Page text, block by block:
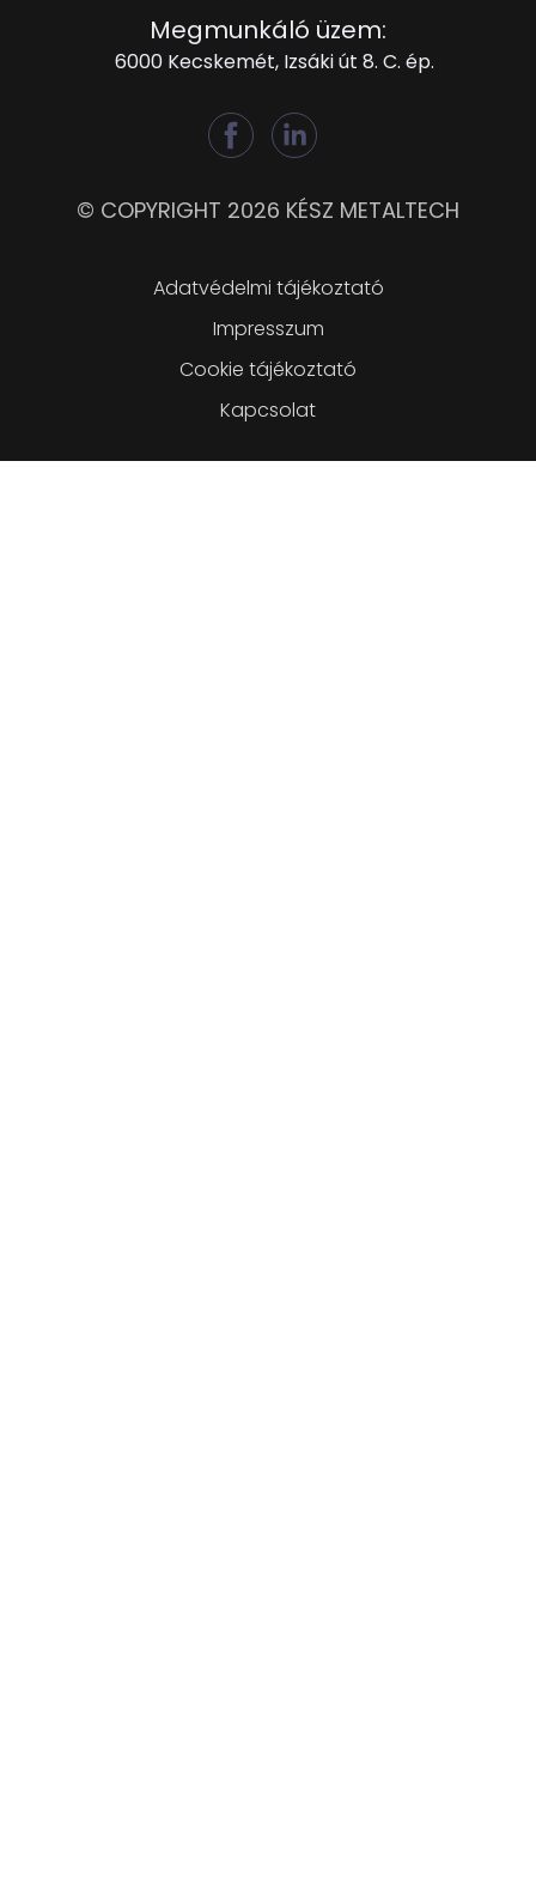
Megmunkáló üzem:
6000 Kecskemét, Izsáki út 8. C. ép.
© COPYRIGHT 2026 KÉSZ METALTECH
Adatvédelmi tájékoztató
Impresszum
Cookie tájékoztató
Kapcsolat